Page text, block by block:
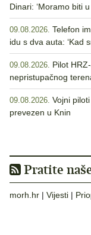
Dinari: ‘Moramo biti
09.08.2026. Telefon
idu s dva auta: ‘Kad
09.08.2026. Pilot
nepristupačnog
09.08.2026. Vojni
prevezen u Knin
Pratite
morh.hr | Vijesti |